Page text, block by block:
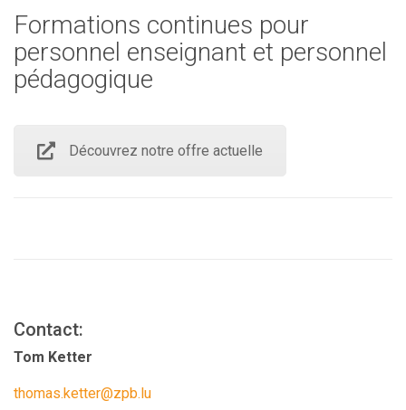
Formations continues pour
personnel enseignant et personnel
pédagogique
Découvrez notre offre actuelle
Contact:
Tom Ketter
thomas.ketter@zpb.lu